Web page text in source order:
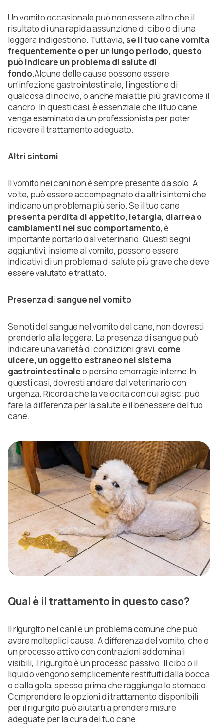
Un vomito occasionale può non essere altro che il
risultato di una rapida assunzione di cibo o di una
leggera indigestione. Tuttavia, se il tuo cane vomita
frequentemente o per un lungo periodo, questo
può indicare un problema di salute di
fondo.Alcune delle cause possono essere
un'infezione gastrointestinale, l'ingestione di
qualcosa di nocivo, o anche malattie più gravi come il
cancro. In questi casi, è essenziale che il tuo cane
venga esaminato da un professionista per poter
ricevere il trattamento adeguato.
Altri sintomi
Il vomito nei cani non è sempre presente da solo. A
volte, può essere accompagnato da altri sintomi che
indicano un problema più serio. Se il tuo cane
presenta perdita di appetito, letargia, diarrea o
cambiamenti nel suo comportamento, è
importante portarlo dal veterinario. Questi segni
aggiuntivi, insieme al vomito, possono essere
indicativi di un problema di salute più grave che deve
essere valutato e trattato.
Presenza di sangue nel vomito
Se noti del sangue nel vomito del cane, non dovresti
prenderlo alla leggera. La presenza di sangue può
indicare una varietà di condizioni gravi, come
ulcere, un oggetto estraneo nel sistema
gastrointestinaleo persino emorragie interne.In
questi casi, dovresti andare dal veterinario con
urgenza. Ricorda che la velocità con cui agisci può
fare la differenza per la salute e il benessere del tuo
cane.
Qual è il trattamento in questo caso?
Il rigurgito nei cani è un problema comune che può
avere molteplici cause. A differenza del vomito, che è
un processo attivo con contrazioni addominali
visibili, il rigurgito è un processo passivo. Il cibo o il
liquido vengono semplicemente restituiti dalla bocca
o dalla gola, spesso prima che raggiunga lo stomaco.
Comprendere le opzioni di trattamento disponibili
per il rigurgito può aiutarti a prendere misure
adeguate per la cura del tuo cane.